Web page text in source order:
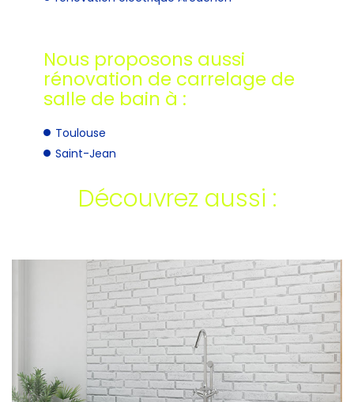
Nous proposons aussi
rénovation de carrelage de
salle de bain à :
Toulouse
Saint-Jean
Découvrez aussi :